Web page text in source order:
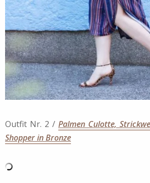
Outfit Nr. 2 / Palmen Culotte,
Shopper in Bronze